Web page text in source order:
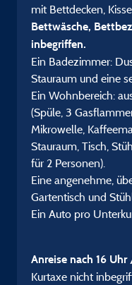
mit Bettdecken,
Bettwäsche,
inbegriffen.
Ein Badezimmer:
Stauraum und eine
Ein Wohnbereich:
(Spüle, 3
Mikrowelle,
Stauraum, Tisch,
für 2 Personen).
Eine angenehme,
Gartentisch und
Ein Auto pro
Anreise nach 16
Kurtaxe nicht